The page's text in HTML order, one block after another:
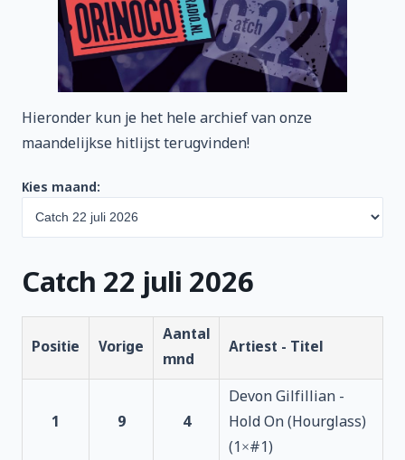
Hieronder kun je het hele archief van onze
maandelijkse hitlijst terugvinden!
Kies maand:
Catch 22 juli 2026
Positie Vorige
Aantal
mnd
Artiest - Titel
1 9 4
Devon Gilfillian -
Hold On (Hourglass)
(1×#1)